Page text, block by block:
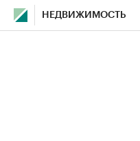
НЕДВИЖИМОСТЬ